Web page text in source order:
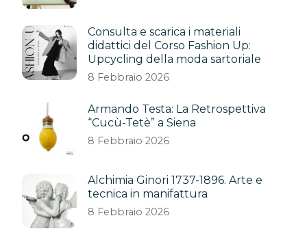
Consulta e scarica i materiali
didattici del Corso Fashion Up:
Upcycling della moda sartoriale
8 Febbraio 2026
Armando Testa: La Retrospettiva
“Cucù-Tetè” a Siena
8 Febbraio 2026
Alchimia Ginori 1737-1896. Arte e
tecnica in manifattura
8 Febbraio 2026